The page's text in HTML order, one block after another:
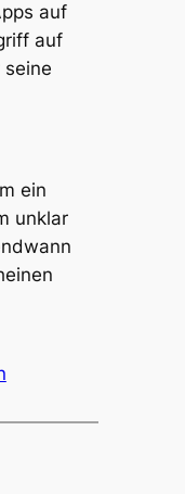
auf
auf
ein
unklar